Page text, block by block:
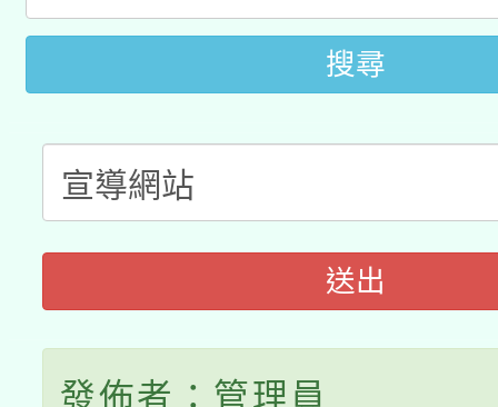
用水績優單位及節水達
動」
桃園市孔廟祈福系列
開 智慧啟航」
2026年桃園地景藝術
搜尋
送出
發佈者：管理員